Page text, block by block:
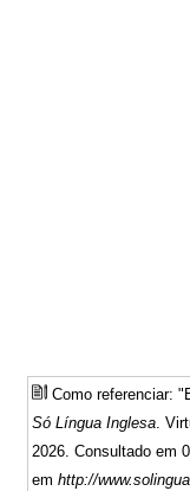
Como referenciar:
Só Língua Inglesa.
2026. Consultado em
emhttp://